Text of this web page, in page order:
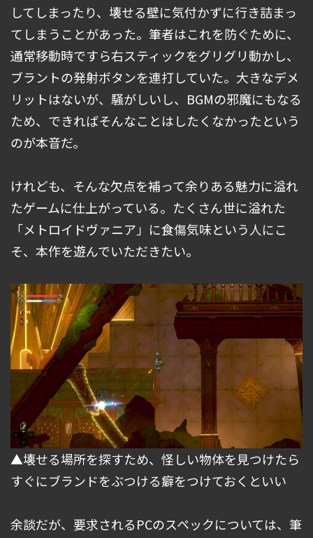
してしまったり、壊せる壁に気付かずに行き詰まっ
てしまうことがあった。筆者はこれを防ぐために、
通常移動時ですら右スティックをグリグリ動かし、
ブラントの発射ボタンを連打していた。大きなデメ
リットはないが、騒がしいし、BGMの邪魔にもなる
ため、できればそんなことはしたくなかったという
のが本音だ。
けれども、そんな欠点を補って余りある魅力に溢れ
たゲームに仕上がっている。たくさん世に溢れた
「メトロイドヴァニア」に食傷気味という人にこ
そ、本作を遊んでいただきたい。
▲壊せる場所を探すため、怪しい物体を見つけたら
すぐにブランドをぶつける癖をつけておくといい
余談だが、要求されるPCのスペックについては、筆